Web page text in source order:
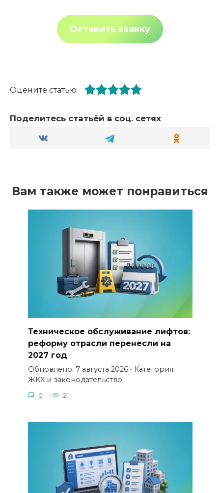
Оставить заявку
Оцените статью
Поделитесь статьёй в соц. сетях
Вам также может понравиться
Техническое обслуживание лифтов:
реформу отрасли перенесли на
2027 год
Обновлено: 7 августа 2026 • Категория:
ЖКХ и законодательство
0 21